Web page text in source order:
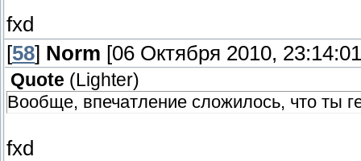
fxd
[58] Norm [06 Октября 2010,
Quote ( Lighter)
Вообще, впечатление сложилось, что ты
fxd